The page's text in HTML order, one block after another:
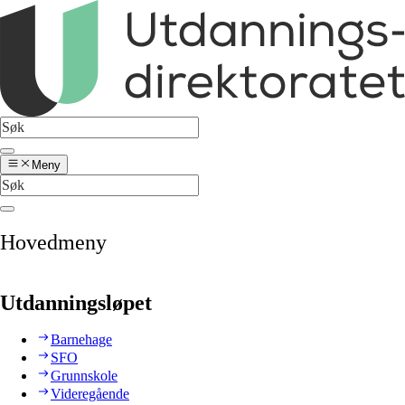
Meny
Hovedmeny
Utdanningsløpet
Barnehage
SFO
Grunnskole
Videregående